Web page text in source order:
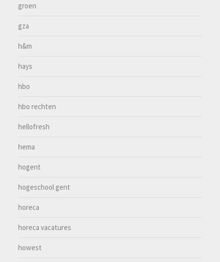
groen
gza
h&m
hays
hbo
hbo rechten
hellofresh
hema
hogent
hogeschool gent
horeca
horeca vacatures
howest